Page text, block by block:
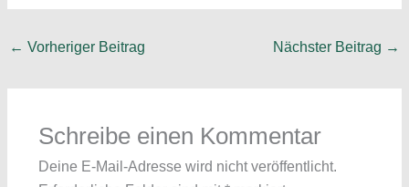
← Vorheriger Beitrag Nächster Beitrag →
Schreibe einen Kommentar
Deine E-Mail-Adresse wird nicht veröffentlicht.